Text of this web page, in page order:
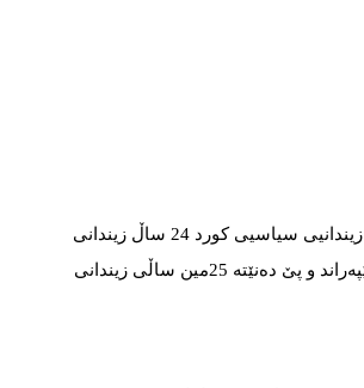
محەممەد نەزەری زیندانیی سیاسیی کورد 24 ساڵ زیندانی
بەبێ مەرخەسی تێپەراند و پێ دەنێتە 25مین ساڵی زیندانی